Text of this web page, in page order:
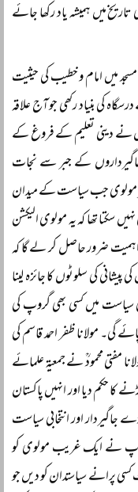
میں ہمیشہ یاد رکھا جائے
کی ایک مسجد میں امام و خطیب کی حیثیت
سے درسگاہ کی بنیاد رکھی جو آج علاقہ
نے دینی تعلیم کے فروغ کے
کے جبر سے نجات
مولوی جب سیاست کے میدان
سکتا تھا کہ یہ مولوی الیکشن
اہمیت ضرور حاصل کر لے گا کہ
کی سلوٹوں کا جائزہ لینا
سیاست میں کسی بھی گروپ کی
مولانا ظفر احمد قاسم کی
مفتی محمودؒ نے جمعیۃ علمائے
حکم دیا اور انہیں پاکستان
اور انتخابی سیاست
نے ایک غریب مولوی کو
پرانے سیاستدان کو دیں جو